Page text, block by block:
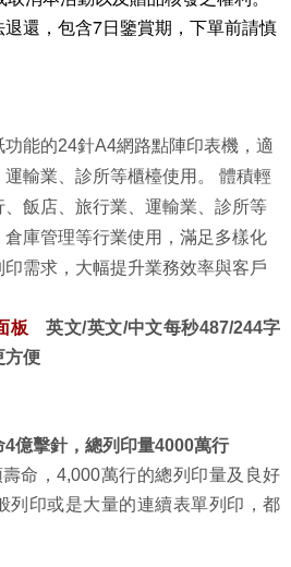
退還，包含7日鑒賞期，下單前請慎
能的24針A4網路點陣印表機，適
輸業、診所等櫃檯使用。 體積輕
飯店、旅行業、運輸業、診所等
庫管理等行業使用，滿足多樣化
需求，大幅提升業務效率與客戶
板 英文/英文/中文每秒487/244字
方便
億擊針，總列印量4000萬行
命，4,000萬行的總列印量及良好
列印或是大量的連續表單列印，都